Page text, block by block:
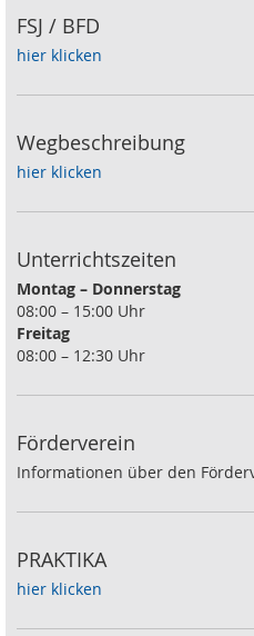
FSJ / BFD
hier klicken
Wegbeschreibung
hier klicken
Unterrichtszeiten
Montag – Donnerstag
08:00 – 15:00 Uhr
Freitag
08:00 – 12:30 Uhr
Förderverein
Informationen über den
PRAKTIKA
hier klicken